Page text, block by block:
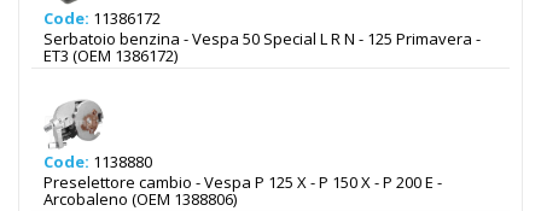
Code: 11386172
Serbatoio benzina - Vespa 50 Special L R N - 125 Primavera -
ET3 (OEM 1386172)
Code: 1138880
Preselettore cambio - Vespa P 125 X - P 150 X - P 200 E -
Arcobaleno (OEM 1388806)